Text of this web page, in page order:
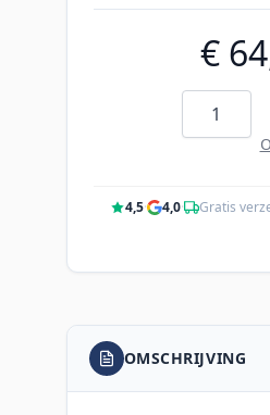
€
Aantal
4,5· 4,0· Gratis
OMSCHRIJVING